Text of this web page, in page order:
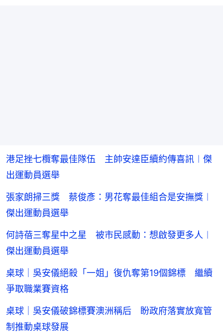
港足挫七欖奪最佳隊伍 主帥安達臣續約傳喜訊︱傑
出運動員選舉
張家朗掃三獎 蔡俊彥：男花奪最佳組合是安撫獎︱
傑出運動員選舉
何詩蓓三奪星中之星 被市民感動：想啟發更多人︱
傑出運動員選舉
桌球｜吳安儀絕殺「一姐」復仇奪第19個錦標 繼續
爭取職業賽資格
桌球｜吳安儀破錦標賽澳洲稱后 盼政府落實放寬管
制推動桌球發展